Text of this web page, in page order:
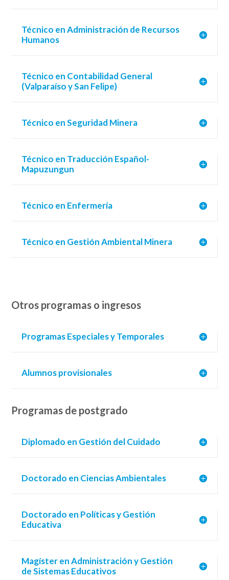
Técnico en Administración de Recursos
Humanos
Técnico en Contabilidad General
(Valparaíso y San Felipe)
Técnico en Seguridad Minera
Técnico en Traducción Español-
Mapuzungun
Técnico en Enfermería
Técnico en Gestión Ambiental Minera
Otros programas o ingresos
Programas Especiales y Temporales
Alumnos provisionales
Programas de postgrado
Diplomado en Gestión del Cuidado
Doctorado en Ciencias Ambientales
Doctorado en Políticas y Gestión
Educativa
Magíster en Administración y Gestión
de Sistemas Educativos